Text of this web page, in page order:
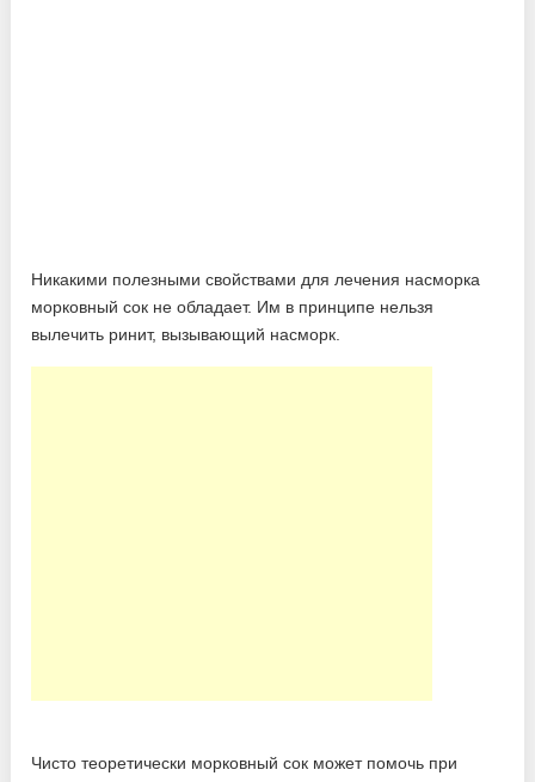
Никакими полезными свойствами для лечения насморка
морковный сок не обладает. Им в принципе нельзя
вылечить ринит, вызывающий насморк.
Чисто теоретически морковный сок может помочь при